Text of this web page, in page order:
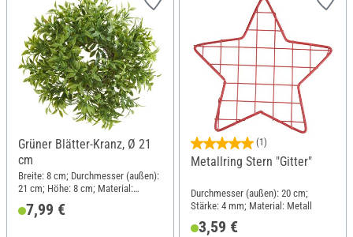
Grüner Blätter-Kranz, Ø 21
cm
Breite: 8 cm; Durchmesser (außen):
21 cm; Höhe: 8 cm; Material:
7,99 €
(1)
Metallring Stern "Gitter"
Durchmesser (außen): 20 cm;
Stärke: 4 mm; Material: Metall
3,59 €